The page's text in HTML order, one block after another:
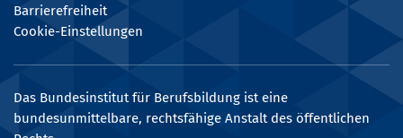
Barrierefreiheit
Cookie-Einstellungen
Das Bundesinstitut für Berufsbildung ist eine
bundesunmittelbare, rechtsfähige Anstalt des öffentlichen